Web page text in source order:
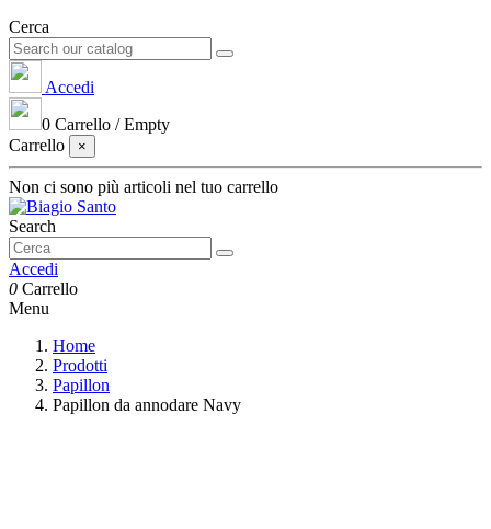
Cerca
Accedi
0 Carrello /Empty
Carrello
×
Non ci sono più articoli nel tuo carrello
Search
Accedi
0 Carrello
Menu
Home
Prodotti
Papillon
Papillon da annodare Navy